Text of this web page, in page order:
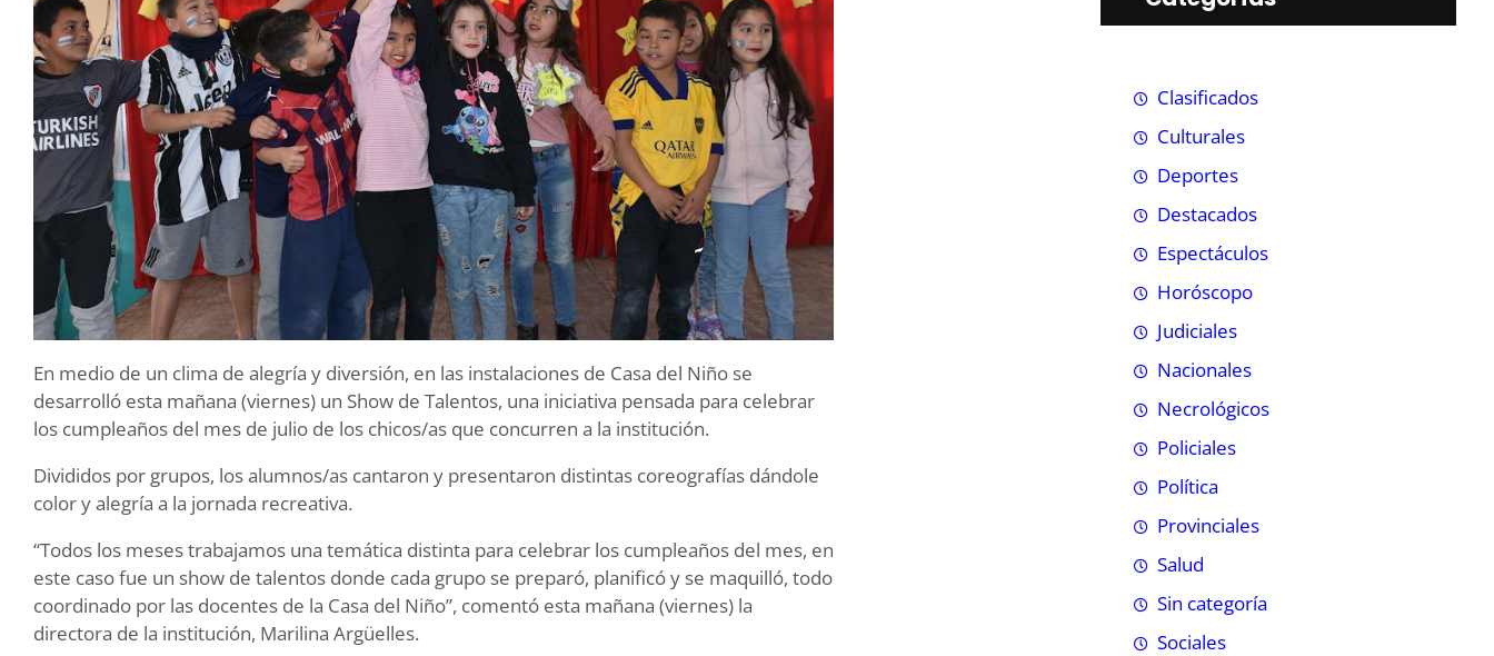
En medio de un clima de alegría y diversión, en las instalaciones de Casa del Niño se
desarrolló esta mañana (viernes) un Show de Talentos, una iniciativa pensada para celebrar
los cumpleaños del mes de julio de los chicos/as que concurren a la institución.
Divididos por grupos, los alumnos/as cantaron y presentaron distintas coreografías dándole
color y alegría a la jornada recreativa.
“Todos los meses trabajamos una temática distinta para celebrar los cumpleaños del mes, en
este caso fue un show de talentos donde cada grupo se preparó, planificó y se maquilló, todo
coordinado por las docentes de la Casa del Niño”, comentó esta mañana (viernes) la
directora de la institución, Marilina Argüelles.
Clasificados
Culturales
Deportes
Destacados
Espectáculos
Horóscopo
Judiciales
Nacionales
Necrológicos
Policiales
Política
Provinciales
Salud
Sin categoría
Sociales